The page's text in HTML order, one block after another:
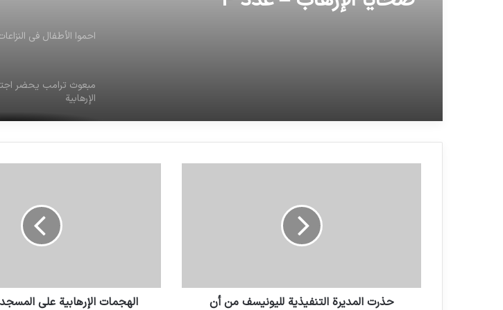
الجماعية وجرائم الحرب
احموا الأطفال في
مبعوث ترامب يحضر
الإرهابية
لن يُنسى ضحايا الإرهاب
حقوق بشری
حذرت المديرة التنفيذية لليونيسف من أن
الهجمات الإرهابية على